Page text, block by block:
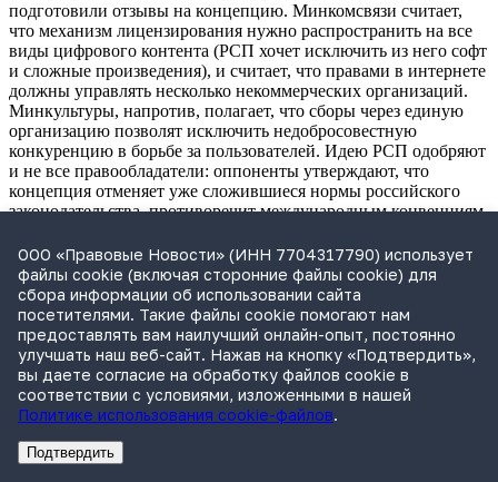
подготовили отзывы на концепцию. Минкомсвязи считает,
что механизм лицензирования нужно распространить на все
виды цифрового контента (РСП хочет исключить из него софт
и сложные произведения), и считает, что правами в интернете
должны управлять несколько некоммерческих организаций.
Минкультуры, напротив, полагает, что сборы через единую
организацию позволят исключить недобросовестную
конкуренцию в борьбе за пользователей. Идею РСП одобряют
и не все правообладатели: оппоненты утверждают, что
концепция отменяет уже сложившиеся нормы российского
законодательства, противоречит международным конвенциям
"Российская газета"рассказывает, что депутат Роман
Худяков (ЛДПР) предложил создать в России аналог
французского Иностранного легиона. В это воинское
формирование, по мнению Худякова, нужно набрать граждан
из других стран, в первую очередь из СНГ, которые за
соответствующее вознаграждение согласятся с оружием в
руках отстаивать интересы России за рубежом. Легионерам
стоит установить денежное довольствие на уровне жалованья
действующих военнослужащих Российской армии, а
также предусмотреть для них льготное получение
гражданства РФ. Законодательного оформления эта
РекламаАдвокатское бюро Санкт-Петербурга «Вертикаль» ИНН 7841290773
ООО «Правовые Новости» (ИНН 7704317790) использует
файлы cookie (включая сторонние файлы cookie) для
сбора информации об использовании сайта
посетителями. Такие файлы cookie помогают нам
предоставлять вам наилучший онлайн-опыт, постоянно
улучшать наш веб-сайт. Нажав на кнопку «Подтвердить»,
вы даете согласие на обработку файлов cookie в
соответствии с условиями, изложенными в нашей
Политике использования cookie-файлов.
Подтвердить